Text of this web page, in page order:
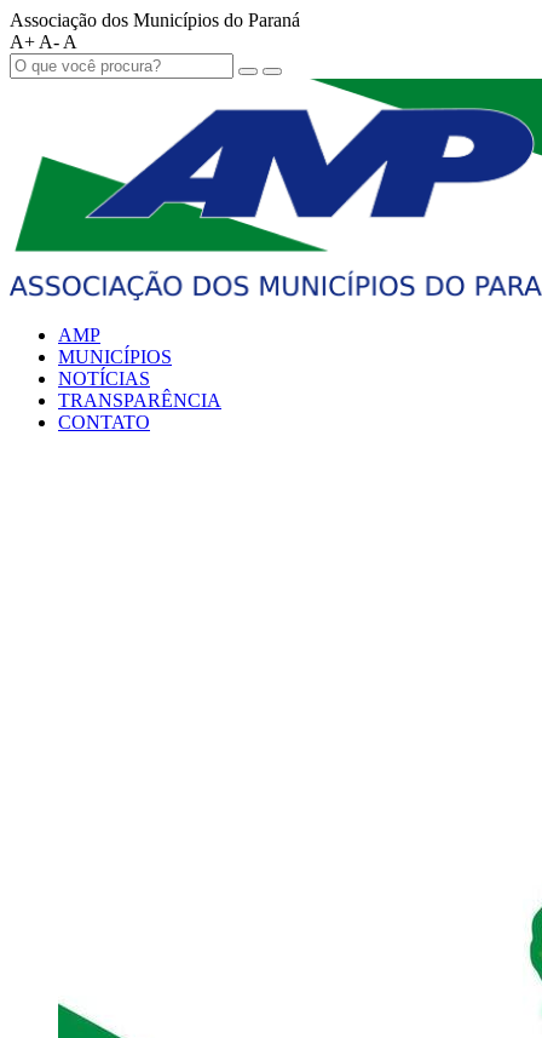
Associação dos Municípios do Paraná
A+ A- A
AMP
MUNICÍPIOS
NOTÍCIAS
TRANSPARÊNCIA
CONTATO